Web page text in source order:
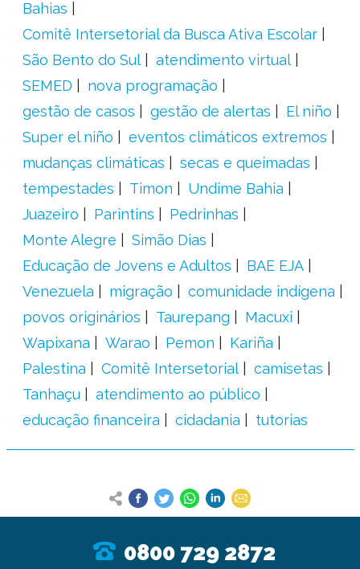
Bahias
Comitê Intersetorial da Busca Ativa Escolar
São Bento do Sul
atendimento virtual
SEMED
nova programação
gestão de casos
gestão de alertas
El niño
Super el niño
eventos climáticos extremos
mudanças climáticas
secas e queimadas
tempestades
Timon
Undime Bahia
Juazeiro
Parintins
Pedrinhas
Monte Alegre
Simão Dias
Educação de Jovens e Adultos
BAE EJA
Venezuela
migração
comunidade indígena
povos originários
Taurepang
Macuxi
Wapixana
Warao Pemon
Kariña
Palestina
Comitê Intersetorial
camisetas
Tanhaçu
atendimento ao público
educação financeira
cidadania tutorias
0800 729 2872